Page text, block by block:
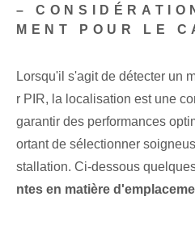
–
MENT POUR LE
Lorsqu'il s'agit de détecter un
r PIR, la localisation est une
garantir des performances
ortant de sélectionner
stallation. Ci-dessous
ntes en matière